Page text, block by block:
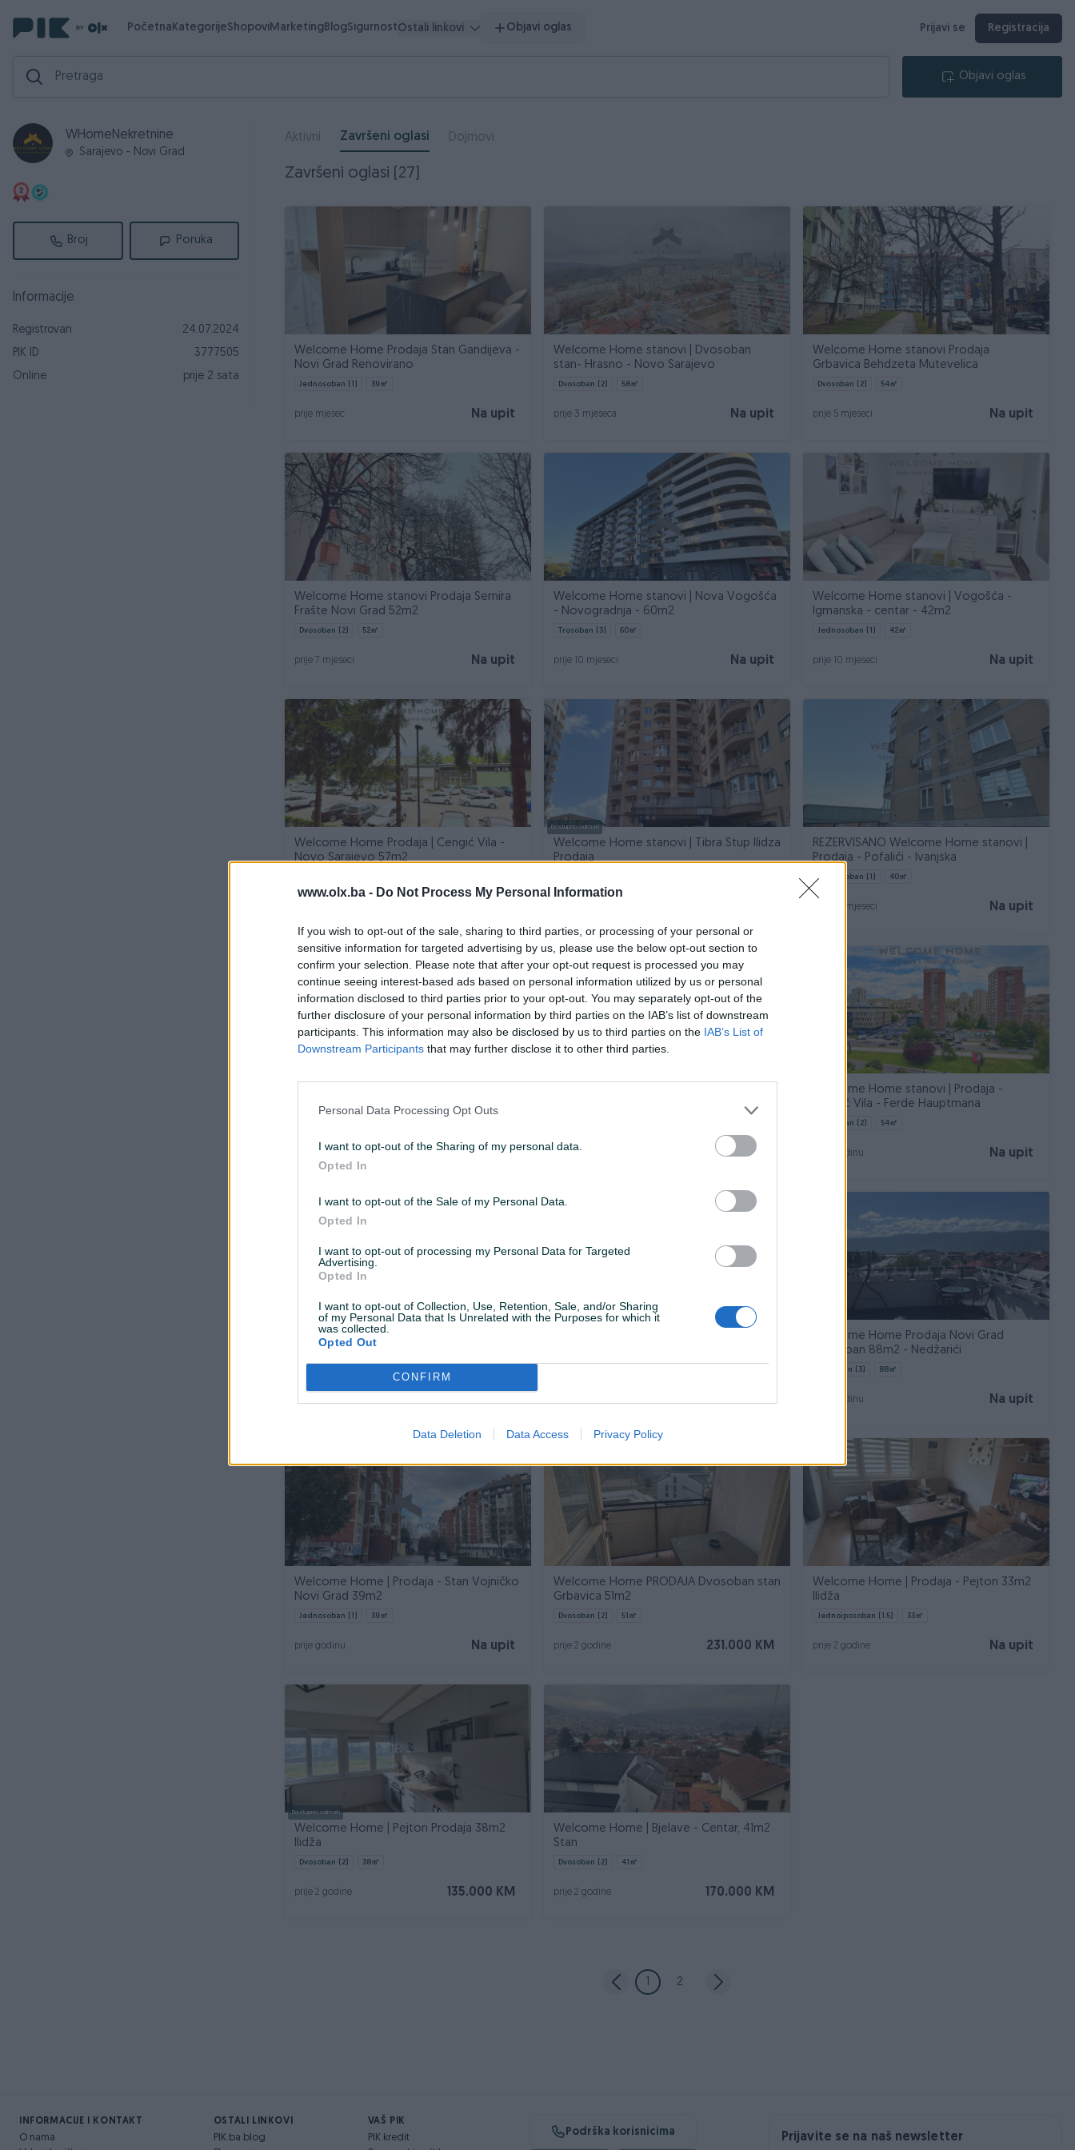
www.olx.ba - Do Not Process My Personal Information
If you wish to opt-out of the sale, sharing to third parties, or processing of your personal or
sensitive information for targeted advertising by us, please use the below opt-out section to
confirm your selection. Please note that after your opt-out request is processed you may
continue seeing interest-based ads based on personal information utilized by us or personal
information disclosed to third parties prior to your opt-out. You may separately opt-out of the
further disclosure of your personal information by third parties on the IAB’s list of downstream
participants. This information may also be disclosed by us to third parties on the IAB’s List of
Downstream Participants that may further disclose it to other third parties.
Personal Data Processing Opt Outs
I want to opt-out of the Sharing of my personal data.
Opted In
I want to opt-out of the Sale of my Personal Data.
Opted In
I want to opt-out of processing my Personal Data for Targeted
Advertising.
Opted In
I want to opt-out of Collection, Use, Retention, Sale, and/or Sharing
of my Personal Data that Is Unrelated with the Purposes for which it
was collected.
Opted Out
CONFIRM
Data Deletion Data Access Privacy Policy
PočetnaKategorijeShopoviMarketingBlogSigurnostOstali linkovi Objavi oglas Prijavi se Registracija
Objavi oglas
WHomeNekretnine
Sarajevo - Novi Grad
Broj Poruka
Informacije
Registrovan
24.07.2024
PIK ID
3777505
Online
prije 2 sata
Aktivni Završeni oglasi Dojmovi
Završeni oglasi (27)
Welcome Home Prodaja Stan Gandijeva -
Novi Grad Renovirano
Jednosoban (1) 39 ㎡
Na upit
prije mjesec
Welcome Home stanovi | Dvosoban
stan- Hrasno - Novo Sarajevo
Dvosoban (2) 58㎡
Na upit
prije 3 mjeseca
Welcome Home stanovi Prodaja
Grbavica Behdzeta Mutevelica
Dvosoban (2) 54㎡
Na upit
prije 5 mjeseci
Welcome Home stanovi Prodaja Semira
Frašte Novi Grad 52m2
Dvosoban (2) 52㎡
Na upit
prije 7 mjeseci
Welcome Home stanovi | Nova Vogošća
- Novogradnja - 60m2
Trosoban (3) 60㎡
Na upit
prije 10 mjeseci
Welcome Home stanovi | Vogošća -
Igmanska - centar - 42m2
Jednosoban (1) 42㎡
Na upit
prije 10 mjeseci
Welcome Home Prodaja | Čengić Vila -
Novo Sarajevo 57m2
Dostupno odmah
Welcome Home stanovi | Tibra Stup Ilidza
Prodaja
REZERVISANO Welcome Home stanovi |
Prodaja - Pofalići - Ivanjska
Jednosoban (1) 40㎡
Na upit
prije 10 mjeseci
- Novi grad - 48m2
Na upit
prije godinu Na upit
prije godinu
Welcome Home stanovi | Prodaja -
Čengić Vila - Ferde Hauptmana
Dvosoban (2) 54㎡
Na upit
prije godinu
Welcome Home stanovi | Alipašino polje
- TMP - 40m2 PRODAJA
Welcome Home Prodaja Novi Grad
Trosoban 88m2 - Nedžarići
Trosoban (3) 88㎡
Na upit
prije godinu
Welcome Home | Prodaja - Stan Vojničko
Novi Grad 39m2
Jednosoban (1) 39 ㎡
Na upit
prije godinu
Welcome Home PRODAJA Dvosoban stan
Grbavica 51m2
Dvosoban (2) 51 ㎡
231.000 KM
prije 2 godine
Welcome Home | Prodaja - Pejton 33m2
Ilidža
Jednoiposoban (1.5) 33㎡
Na upit
prije 2 godine
Dostupno odmah
Welcome Home | Pejton Prodaja 38m2
Ilidža
Dvosoban (2) 38㎡
135.000 KM
prije 2 godine
Welcome Home | Bjelave - Centar, 41m2
Stan
Dvosoban (2) 41 ㎡
170.000 KM
prije 2 godine
1 2
INFORMACIJE I KONTAKT
O nama
OSTALI LINKOVI
PIK.ba blog
VAŠ PIK
PIK kredit
Podrška korisnicima Prijavite se na naš newsletter